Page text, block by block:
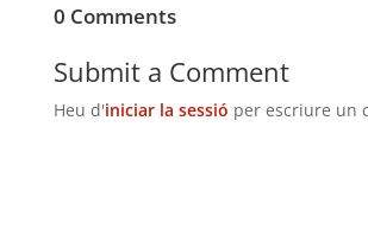
0 Comments
Submit a Comment
Heu d'iniciar la sessió per escriure un